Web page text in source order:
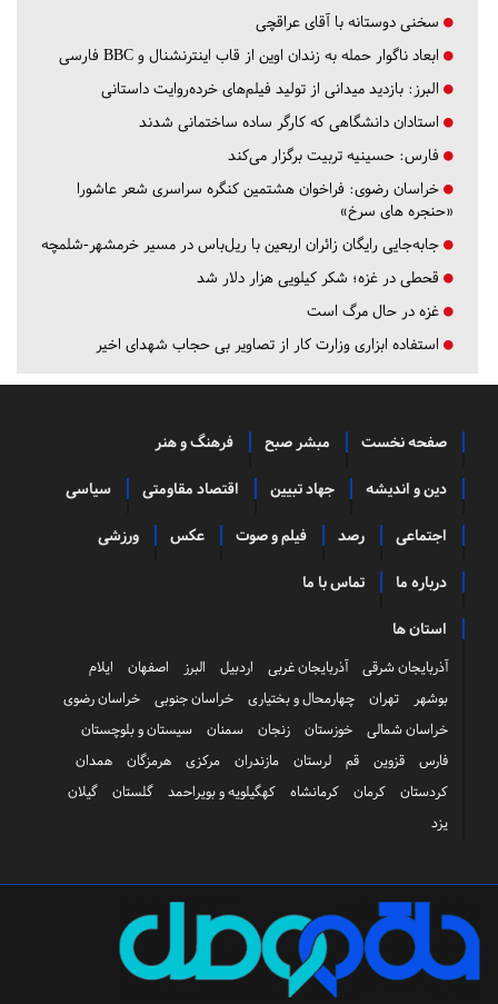
سخنی دوستانه با آقای عراقچی
ابعاد ناگوار حمله به زندان اوین از قاب اینترنشنال و BBC فارسی
البرز: بازدید میدانی از تولید فیلم‌های خرده‌روایت داستانی
استادان دانشگاهی که کارگر ساده ساختمانی شدند
فارس: حسینیه تربیت برگزار می‌کند
خراسان رضوی: فراخوان هشتمین کنگره سراسری شعر عاشورا
«حنجره های سرخ»
جابه‌جایی رایگان زائران اربعین با ریل‌باس در مسیر خرمشهر-شلمچه
قحطی در غزه؛ شکر کیلویی هزار دلار شد
غزه در حال مرگ است
استفاده ابزاری وزارت کار از تصاویر بی حجاب شهدای اخیر
صفحه نخست مبشر صبح فرهنگ و هنر
دین و اندیشه جهاد تبیین اقتصاد مقاومتی سیاسی
اجتماعی رصد فیلم و صوت عکس ورزشی
درباره ما تماس با ما
استان ها
آذربایجان شرقی آذربایجان غربی اردبیل البرز اصفهان
ایلام
بوشهر
تهران چهارمحال و بختیاری خراسان جنوبی
خراسان رضوی
خراسان شمالی
خوزستان زنجان سمنان
سیستان و بلوچستان
فارس
قزوین قم لرستان مازندران مرکزی هرمزگان
همدان
کردستان
کرمان کرمانشاه کهگیلویه و بویراحمد گلستان
گیلان
یزد